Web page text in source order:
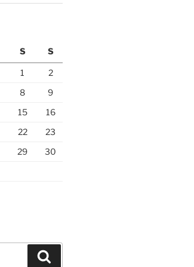
S S
1
2
8
9
15
16
22
23
29
30